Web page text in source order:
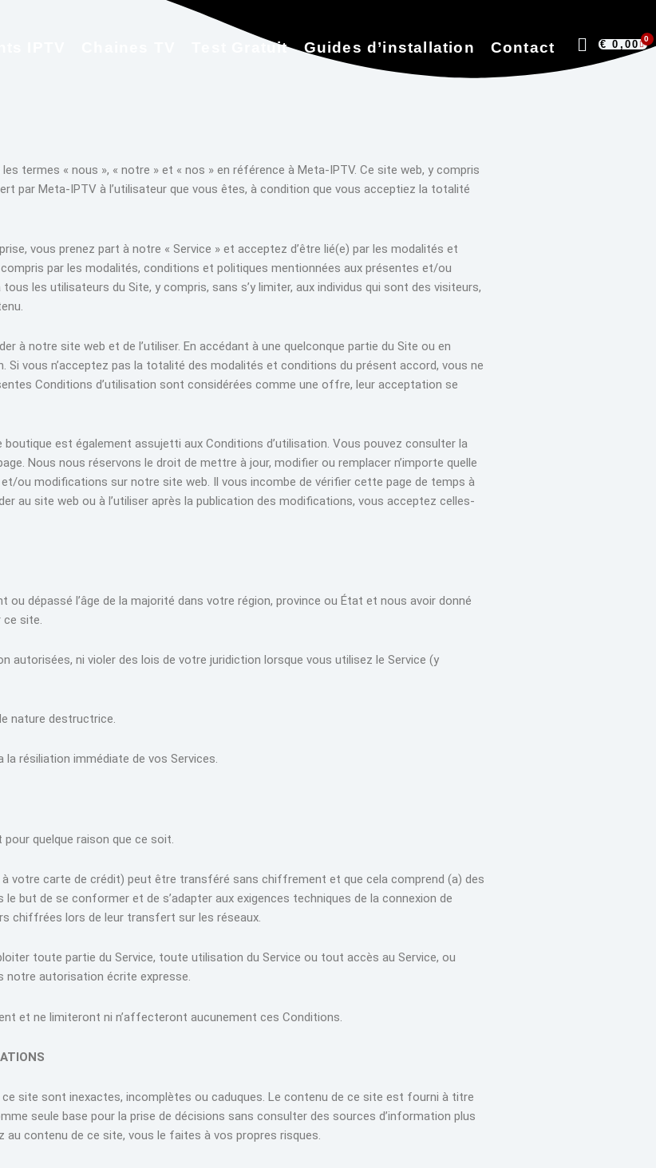
Test Gratuit Guides d’installation Contact € 0,00 0
termes « nous », « notre » et « nos » en référence à Meta-IPTV. Ce site web, y compris
par Meta-IPTV à l’utilisateur que vous êtes, à condition que vous acceptiez la totalité
vous prenez part à notre « Service » et acceptez d’être lié(e) par les modalités et
par les modalités, conditions et politiques mentionnées aux présentes et/ou
les utilisateurs du Site, y compris, sans s’y limiter, aux individus qui sont des visiteurs,
à notre site web et de l’utiliser. En accédant à une quelconque partie du Site ou en
Si vous n’acceptez pas la totalité des modalités et conditions du présent accord, vous ne
Conditions d’utilisation sont considérées comme une offre, leur acceptation se
est également assujetti aux Conditions d’utilisation. Vous pouvez consulter la
Nous nous réservons le droit de mettre à jour, modifier ou remplacer n’importe quelle
ou modifications sur notre site web. Il vous incombe de vérifier cette page de temps à
au site web ou à l’utiliser après la publication des modifications, vous acceptez celles-
dépassé l’âge de la majorité dans votre région, province ou État et nous avoir donné
ce site.
autorisées, ni violer des lois de votre juridiction lorsque vous utilisez le Service (y
nature destructrice.
résiliation immédiate de vos Services.
quelque raison que ce soit.
votre carte de crédit) peut être transféré sans chiffrement et que cela comprend (a) des
but de se conformer et de s’adapter aux exigences techniques de la connexion de
chiffrées lors de leur transfert sur les réseaux.
toute partie du Service, toute utilisation du Service ou tout accès au Service, ou
notre autorisation écrite expresse.
et ne limiteront ni n’affecteront aucunement ces Conditions.
site sont inexactes, incomplètes ou caduques. Le contenu de ce site est fourni à titre
seule base pour la prise de décisions sans consulter des sources d’information plus
contenu de ce site, vous le faites à vos propres risques.